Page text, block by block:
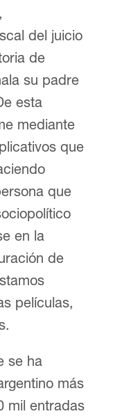
del juicio
de
su padre
esta
mediante
que
que
en la
de
películas,
se ha
más
mil entradas